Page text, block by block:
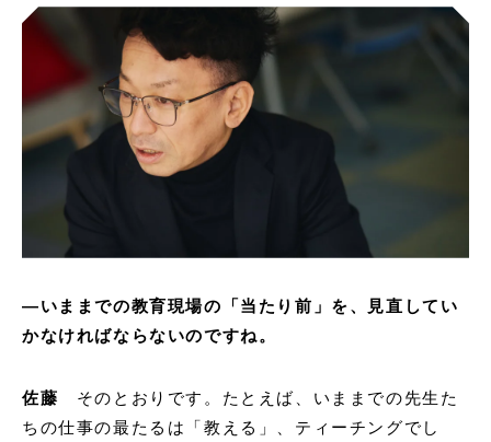
―いままでの教育現場の「当たり前」を、見直してい
かなければならないのですね。
佐藤
そのとおりです。たとえば、いままでの先生た
ちの仕事の最たるは「教える」、ティーチングでし